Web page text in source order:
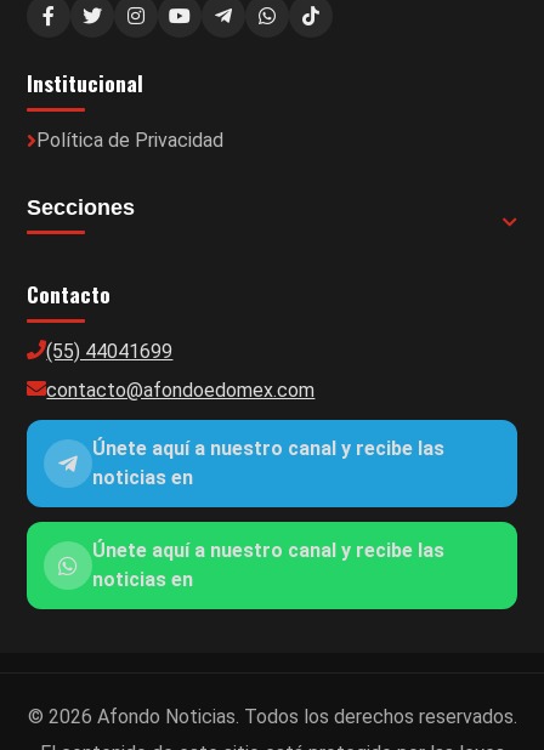
Institucional
Política de Privacidad
Secciones
Contacto
(55) 44041699
contacto@afondoedomex.com
Únete aquí a nuestro canal y recibe las
noticias en
Únete aquí a nuestro canal y recibe las
noticias en
© 2026 Afondo Noticias. Todos los derechos reservados.